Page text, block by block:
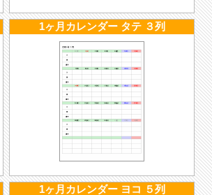
1ヶ月カレンダー タテ ３列
1ヶ月カレンダー ヨコ ５列